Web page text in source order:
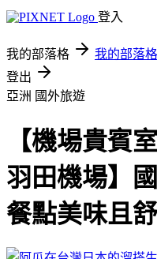
登入
我的部落格 我的部落
登出
亞洲 國外旅遊
【機場貴賓
羽田機場】
餐點美味且